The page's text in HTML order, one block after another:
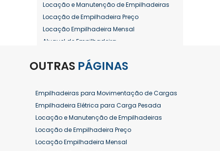
Locação e Manutenção de Empilhadeiras
Locação de Empilhadeira Preço
Locação Empilhadeira Mensal
Aluguel de Empilhadeira
Aluguel de Empilhadeira Diária Valor
Aluguel de Empilhadeira Elétrica Preço
Aluguel de Empilhadeira Mensal
Aluguel de Empilhadeira Preço
Aluguel de Empilhadeira Valor
Aluguel de Empilhadeiras Eletricas
OUTRAS PÁGINAS
Empilhadeiras para Movimentação de Cargas
Empilhadeira Elétrica para Carga Pesada
Locação e Manutenção de Empilhadeiras
Locação de Empilhadeira Preço
Locação Empilhadeira Mensal